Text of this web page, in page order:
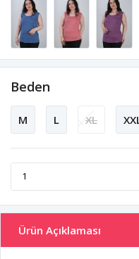
Beden
M L XL
Ürün Açıklaması